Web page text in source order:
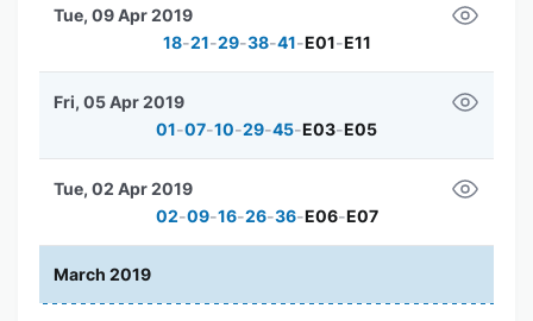
18-21-29-38-41-E01-E11
Tue, 09 Apr 2019
01-07-10-29-45-E03-E05
Fri, 05 Apr 2019
02-09-16-26-36-E06-E07
Tue, 02 Apr 2019
March 2019